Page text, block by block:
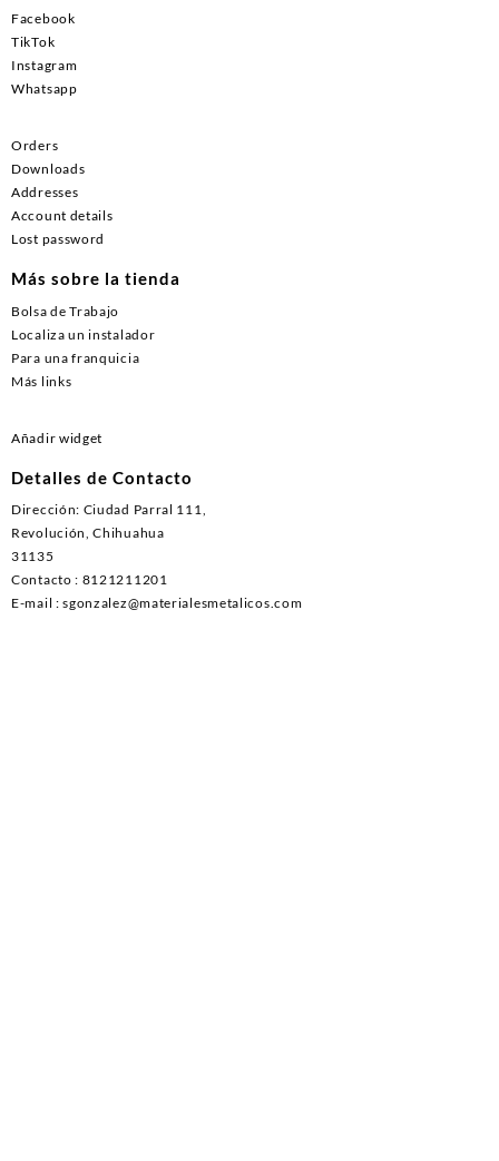
Facebook
TikTok
Instagram
Whatsapp
Orders
Downloads
Addresses
Account details
Lost password
Más sobre la tienda
Bolsa de Trabajo
Localiza un instalador
Para una franquicia
Más links
Añadir widget
Detalles de Contacto
Dirección: Ciudad Parral 111,
Revolución, Chihuahua
31135
Contacto : 8121211201
E-mail : sgonzalez@materialesmetalicos.com